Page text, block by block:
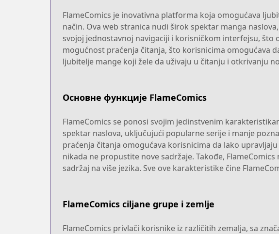
FlameComics je inovativna platforma koja omogućava
način. Ova web stranica nudi širok spektar manga
svojoj jednostavnoj navigaciji i korisničkom interfejsu,
mogućnost praćenja čitanja, što korisnicima omogućava
ljubitelje mange koji žele da uživaju u čitanju i otkrivanju
Основне функције FlameComics
FlameComics se ponosi svojim jedinstvenim
spektar naslova, uključujući popularne serije i manje
praćenja čitanja omogućava korisnicima da lako
nikada ne propustite nove sadržaje. Takođe,
sadržaj na više jezika. Sve ove karakteristike čine
FlameComics ciljane grupe i zemlje
FlameComics privlači korisnike iz različitih zemalja, sa